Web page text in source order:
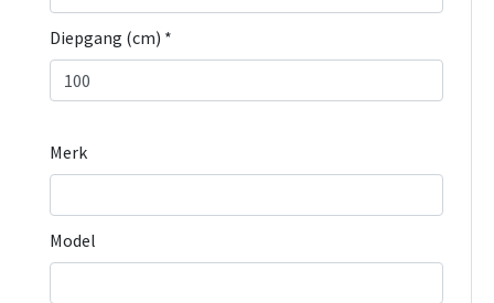
Diepgang (cm) *
Merk
Model